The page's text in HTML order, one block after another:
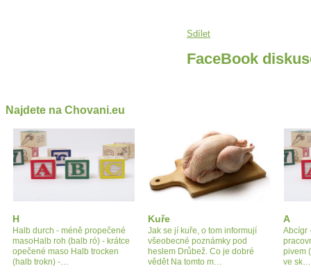
Sdílet
FaceBook
Najdete na Chovani.eu
H
Halb durch - méně propečené
masoHalb roh (balb ró) - krátce
opečené maso Halb trocken
(halb trokn) -…
Kuře
Jak se jí kuře, o tom informují
všeobecné poznámky pod
heslem Drůbež. Co je dobré
vědět Na tomto m…
A
Abcígr
pivem
ve sk…